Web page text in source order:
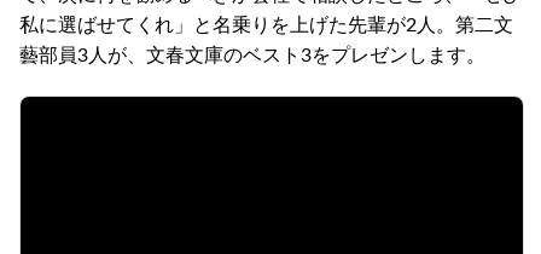
私に選ばせてくれ」と名乗りを上げた先輩が2人。第二文
藝部員3人が、文春文庫のベスト3をプレゼンします。